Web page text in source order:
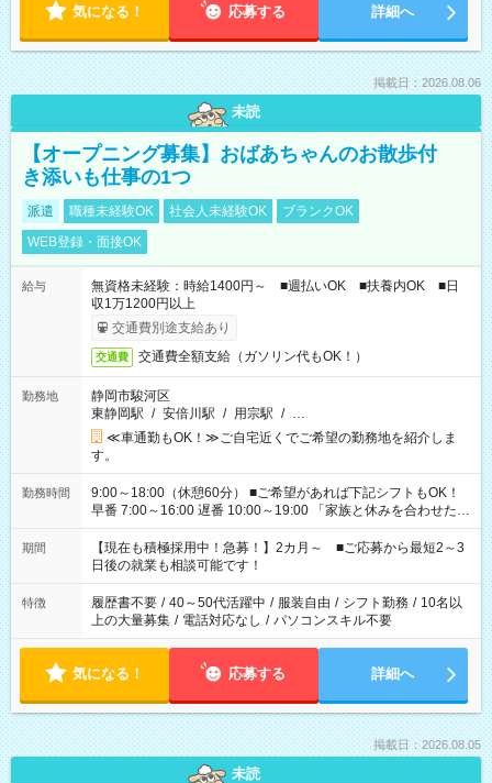
気になる！ 応募する 詳細へ
掲載日：2026.08.06
未読
【オープニング募集】おばあちゃんのお散歩付
き添いも仕事の1つ
派遣 職種未経験OK 社会人未経験OK
ブランクOK
WEB登録・面接OK
給与
無資格未経験：時給1400円～ ■週払いOK ■扶養内OK ■日
収1万1200円以上
交通費別途支給あり
交通費 交通費全額支給（ガソリン代もOK！）
勤務地
静岡市駿河区
東静岡駅 / 安倍川駅 / 用宗駅 / …
≪車通勤もOK！≫ご自宅近くでご希望の勤務地を紹介しま
す。
勤務時間
9:00～18:00（休憩60分） ■ご希望があれば下記シフトもOK！
早番 7:00～16:00 遅番 10:00～19:00 「家族と休みを合わせた
い」 「余裕を持って夕飯の準備がしたい」 「できれば残業はし
たくない」 など、ご希望を教えてくださいね。 ※Wワーク希望
の方へ 今ご覧のお仕事で希望する勤務時間と、もう1つのお仕事
の勤務時間。 合計で週40時間を超える場合は応募できません。
期間
【現在も積極採用中！急募！】2カ月～ ■ご応募から最短2～3
日後の就業も相談可能です！
特徴 履歴書不要 / 40～50代活躍中 / 服装自由 / シフト勤務 / 10名以
上の大量募集 / 電話対応なし / パソコンスキル不要
気になる！ 応募する 詳細へ
掲載日：2026.08.05
未読